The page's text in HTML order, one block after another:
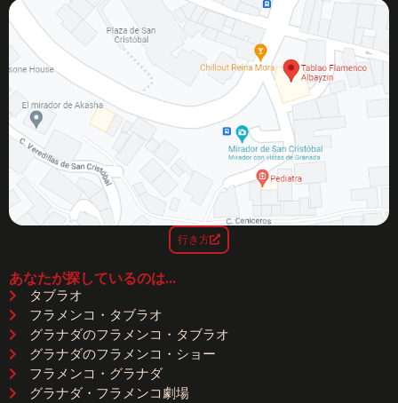
あなたが探しているのは...
タブラオ
フラメンコ・タブラオ
グラナダのフラメンコ・タブラオ
グラナダのフラメンコ・ショー
フラメンコ・グラナダ
グラナダ・フラメンコ劇場
行き方